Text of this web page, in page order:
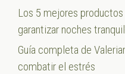
Los 5 mejores
garantizar noches
Guía completa de
combatir el estrés